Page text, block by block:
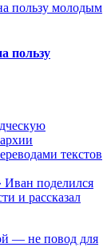
пользу
текстов
Иван поделился
и рассказал